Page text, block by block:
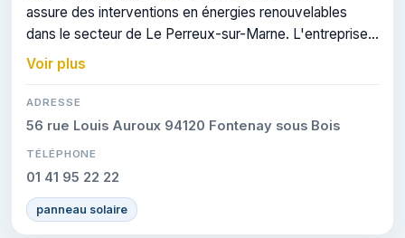
assure des interventions en énergies renouvelables
dans le secteur de Le Perreux-sur-Marne. L'entreprise
dispose de la certification RGE.
Voir plus
ADRESSE
56 rue Louis Auroux 94120 Fontenay sous Bois
TÉLÉPHONE
01 41 95 22 22
panneau solaire